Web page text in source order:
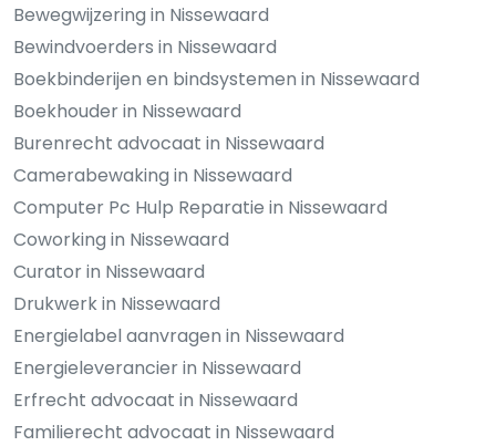
Bewegwijzering in Nissewaard
Bewindvoerders in Nissewaard
Boekbinderijen en bindsystemen in Nissewaard
Boekhouder in Nissewaard
Burenrecht advocaat in Nissewaard
Camerabewaking in Nissewaard
Computer Pc Hulp Reparatie in Nissewaard
Coworking in Nissewaard
Curator in Nissewaard
Drukwerk in Nissewaard
Energielabel aanvragen in Nissewaard
Energieleverancier in Nissewaard
Erfrecht advocaat in Nissewaard
Familierecht advocaat in Nissewaard